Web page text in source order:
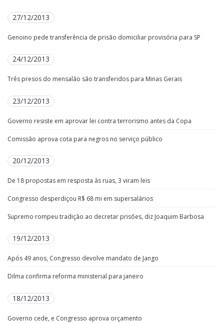
27/12/2013
Genoino pede transferência de prisão domiciliar provisória para SP
24/12/2013
Três presos do mensalão são transferidos para Minas Gerais
23/12/2013
Governo resiste em aprovar lei contra terrorismo antes da Copa
Comissão aprova cota para negros no serviço público
20/12/2013
De 18 propostas em resposta às ruas, 3 viram leis
Congresso desperdiçou R$ 68 mi em supersalários
Supremo rompeu tradição ao decretar prisões, diz Joaquim Barbosa
19/12/2013
Após 49 anos, Congresso devolve mandato de Jango
Dilma confirma reforma ministerial para janeiro
18/12/2013
Governo cede, e Congresso aprova orçamento